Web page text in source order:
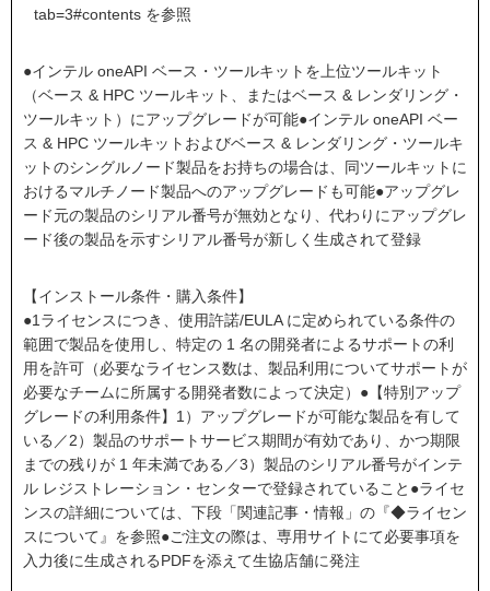
tab=3#contents を参照
●インテル oneAPI ベース・ツールキットを上位ツールキット
（ベース & HPC ツールキット、またはベース & レンダリング・
ツールキット）にアップグレードが可能●インテル oneAPI ベー
ス & HPC ツールキットおよびベース & レンダリング・ツールキ
ットのシングルノード製品をお持ちの場合は、同ツールキットに
おけるマルチノード製品へのアップグレードも可能●アップグレ
ード元の製品のシリアル番号が無効となり、代わりにアップグレ
ード後の製品を示すシリアル番号が新しく生成されて登録
【インストール条件・購入条件】
●1ライセンスにつき、使用許諾/EULA に定められている条件の
範囲で製品を使用し、特定の 1 名の開発者によるサポートの利
用を許可（必要なライセンス数は、製品利用についてサポートが
必要なチームに所属する開発者数によって決定）●【特別アップ
グレードの利用条件】1）アップグレードが可能な製品を有して
いる／2）製品のサポートサービス期間が有効であり、かつ期限
までの残りが 1 年未満である／3）製品のシリアル番号がインテ
ル レジストレーション・センターで登録されていること●ライセ
ンスの詳細については、下段「関連記事・情報」の『◆ライセン
スについて』を参照●ご注文の際は、専用サイトにて必要事項を
入力後に生成されるPDFを添えて生協店舗に発注